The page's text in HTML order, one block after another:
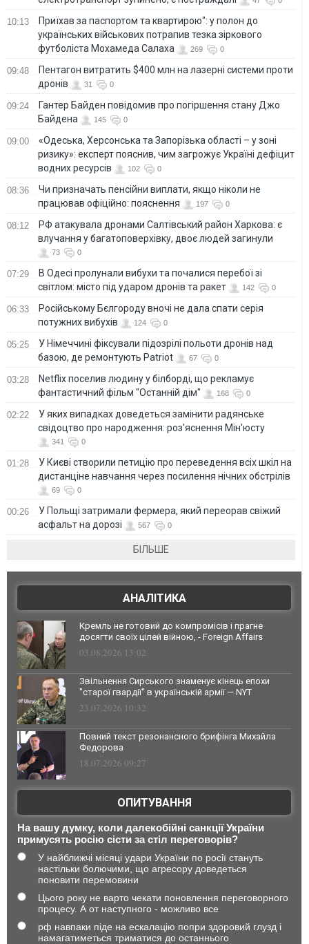
10:13
Приїхав за паспортом та квартирою": у полон до
українських військових потрапив тезка зіркового
футболіста Мохамеда Салаха
269 0
09:48
Пентагон витратить $400 млн на лазерні системи проти
дронів
31 0
09:24
Гантер Байден повідомив про погіршення стану Джо
Байдена
145 0
09:00
«Одеська, Херсонська та Запорізька області – у зоні
ризику»: експерт пояснив, чим загрожує Україні дефіцит
водних ресурсів
102 0
08:36
Чи призначать пенсійни виплати, якщо ніколи не
працював офіційно: пояснення
197 0
08:12
РФ атакувала дронами Салтівський район Харкова: є
влучання у багатоповерхівку, двоє людей загинули
73 0
07:29
В Одесі пролунали вибухи та почалися перебої зі
світлом: місто під ударом дронів та ракет
142 0
06:33
Російському Бєлгороду вночі не дала спати серія
потужних вибухів
124 0
05:25
У Німеччині фіксували підозрілі польоти дронів над
базою, де ремонтують Patriot
67 0
03:28
Netflix поселив людину у білборді, що рекламує
фантастичний фільм "Останній дім"
168 0
02:22
У яких випадках доведеться замінити радянське
свідоцтво про народження: роз'яснення Мін'юсту
341 0
01:28
У Києві створили петицію про переведення всіх шкіл на
дистанціне навчання через посилення нічних обстрілів
69 0
00:26
У Польщі затримали фермера, який переорав свіжий
асфальт на дорозі
567 0
БІЛЬШЕ
АНАЛІТИКА
Кремль не готовий до компромісів і прагне
досягти своїх цілей війною, - Foreign Affairs
03.08.2026 13:02
Звільнення Сирського знаменує кінець епохи
"старої гвардії" в українській армії — NYT
23.07.2026 10:32
Повний текст резонансного брифінга Михайла
Федорова
18.07.2026 09:27
ОПИТУВАННЯ
На вашу думку, коли далекобійні санкції України
примусять росію сісти за стіл переговорів?
У найближчі місяці удари України по росії стануть
настільки болючими, що агресору доведеться
поновити перемовини
Цього року не варто чекати поновлення переговорного
процесу. А от наступного - можливо все
рф навпаки піде на ескалацію попри здоровий глузд і
намагатиметься триматися до останнього